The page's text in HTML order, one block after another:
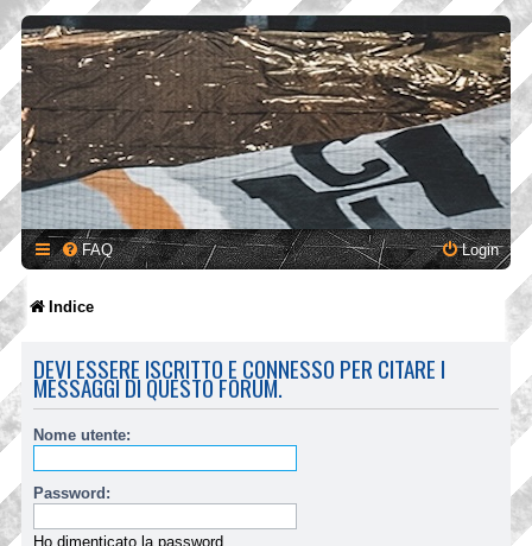
FAQ Login
Indice
DEVI ESSERE ISCRITTO E CONNESSO PER CITARE I
MESSAGGI DI QUESTO FORUM.
Nome utente:
Password:
Ho dimenticato la password